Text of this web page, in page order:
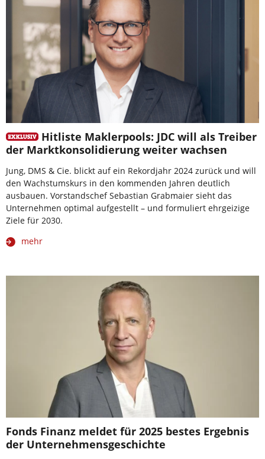
Hitliste Maklerpools: JDC will als Treiber
der Marktkonsolidierung weiter wachsen
Jung, DMS & Cie. blickt auf ein Rekordjahr 2024 zurück und will
den Wachstumskurs in den kommenden Jahren deutlich
ausbauen. Vorstandschef Sebastian Grabmaier sieht das
Unternehmen optimal aufgestellt – und formuliert ehrgeizige
Ziele für 2030.
mehr
Fonds Finanz meldet für 2025 bestes Ergebnis
der Unternehmensgeschichte